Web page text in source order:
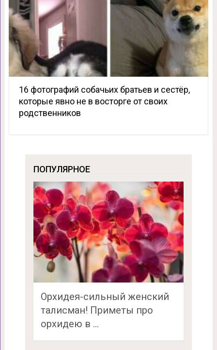
16 фотографий собачьих братьев и сестёр,
которые явно не в восторге от своих
родственников
ПОПУЛЯРНОЕ
Орхидея-сильный женский
талисман! Приметы про
орхидею в …